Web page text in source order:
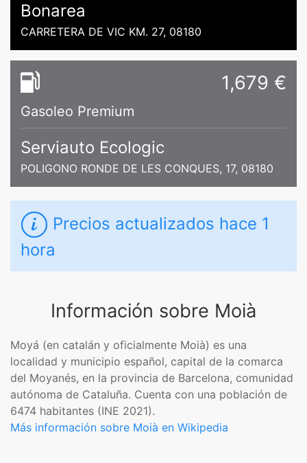
Bonarea
CARRETERA DE VIC KM. 27, 08180
1,679 €
Gasoleo Premium
Serviauto Ecologic
POLIGONO RONDE DE LES CONQUES, 17, 08180
Precios actualizados hace 1
hora
Información sobre Moià
Moyá​​ (en catalán y oficialmente Moià) es una
localidad y municipio español, capital de la comarca
del Moyanés, en la provincia de Barcelona, comunidad
autónoma de Cataluña. Cuenta con una población de
6474 habitantes (INE 2021).
Más información sobre Moià en Wikipedia